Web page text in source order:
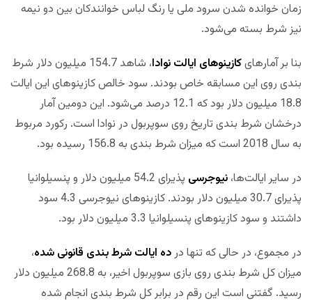
زمان خوانده شدن سرود ملی یا رنگ لباس خوانندکان بین دو نیمه
نیز شرط بسته می‌شود.
بنا بر آمارهایکازینوهای ایالت نوادا
، شاهد 154.7 میلیون دلار شرط
بندی روی این مسابقه خاص بودند. سود خالص کازینوهای این ایالت
18.8 میلیون دلار بود که 12.1 درصد می‌شود. این دومین آمار
درخشان شرط بندی تاریخ روی سوپربول در نوادا است. رکورد مربوط
به سال 2018 است که میزان شرط بندی به 156.8 رسیده بود.
در سایر ایالت‌ها، نیوجرسی
پذیرای 54.2 میلیون دلار و پنسیلوانیا
پذیرای 30.7 میلیون دلار بودند. کازینوهای نیوجرسی 4.3 سود
داشتند و سود کازینوهای پنسیلوانیا 3.3 میلیون دلار بود.
در مجموع، در حالی که تنها درده ایالت شرط بندی قانونی شده،
میزان کل شرط بندی روی بازی سوپربول اخیر، به 268.8 میلیون دلار
رسید. گفتنی است این رقم در برابر کل شرط بندی انجام شده